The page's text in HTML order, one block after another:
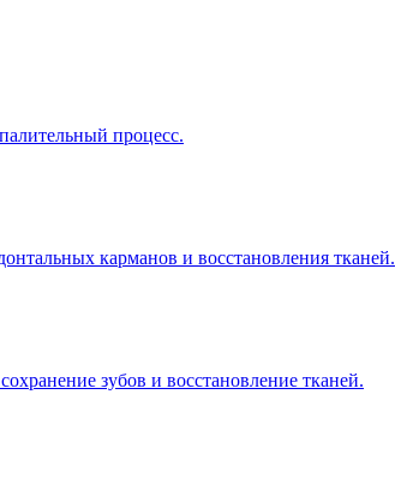
процесс.
карманов и восстановления тканей.
зубов и восстановление тканей.